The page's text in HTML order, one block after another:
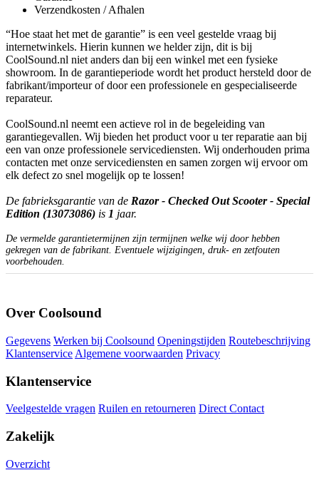
Verzendkosten / Afhalen
“Hoe staat het met de garantie” is een veel gestelde vraag bij
internetwinkels. Hierin kunnen we helder zijn, dit is bij
CoolSound.nl niet anders dan bij een winkel met een fysieke
showroom. In de garantieperiode wordt het product hersteld door de
fabrikant/importeur of door een professionele en gespecialiseerde
reparateur.
CoolSound.nl neemt een actieve rol in de begeleiding van
garantiegevallen. Wij bieden het product voor u ter reparatie aan bij
een van onze professionele servicediensten. Wij onderhouden prima
contacten met onze servicediensten en samen zorgen wij ervoor om
elk defect zo snel mogelijk op te lossen!
De fabrieksgarantie van de Razor - Checked Out Scooter - Special
Edition (13073086) is 1 jaar.
De vermelde garantietermijnen zijn termijnen welke wij door hebben
gekregen van de fabrikant. Eventuele wijzigingen, druk- en zetfouten
voorbehouden.
Over Coolsound
Gegevens Werken bij Coolsound Openingstijden Routebeschrijving
Klantenservice Algemene voorwaarden Privacy
Klantenservice
Veelgestelde vragen Ruilen en retourneren Direct Contact
Zakelijk
Overzicht